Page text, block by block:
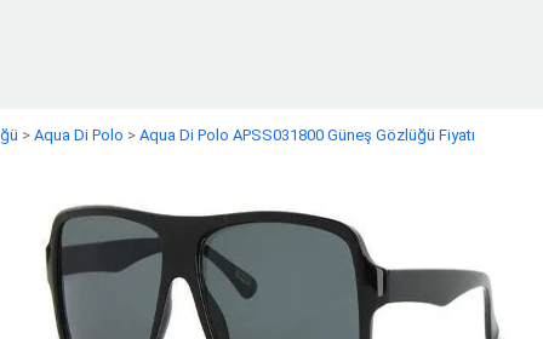
> Aqua Di Polo > Aqua Di Polo APSS031800 Güneş Gözlüğü Fiyatı